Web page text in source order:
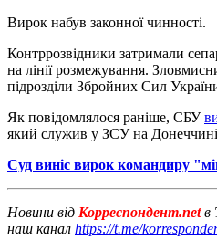
Вирок набув законної чинності.
Контррозвідники затримали
на лінії розмежування.
підрозділи Збройних Сил
Як повідомлялося раніше, СБУ
який служив у ЗСУ на
Суд виніс вирок командиру
Новини від Корреспондент.netв
наш канал https://t.me/